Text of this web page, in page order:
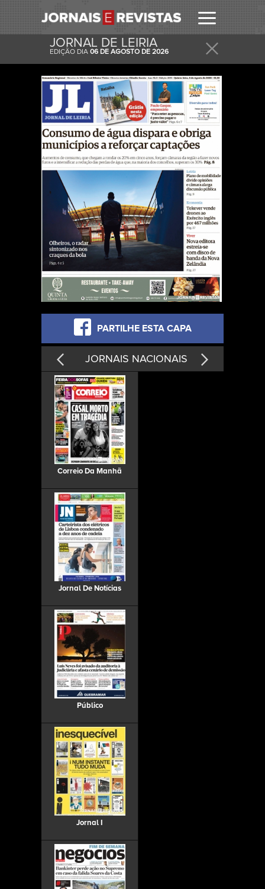
JORNAL DE LEIRIA
EDIÇÃO DIA 06 DE AGOSTO DE 2026
RECEBER
RECEBA ESTA E OUTRAS CAPAS NO SEU EMAIL
DIARIAMENTE.
PARTILHE ESTA CAPA
JORNAIS NACIONAIS
Correio Da Manhã
Jornal De Notícias
Público
Jornal I